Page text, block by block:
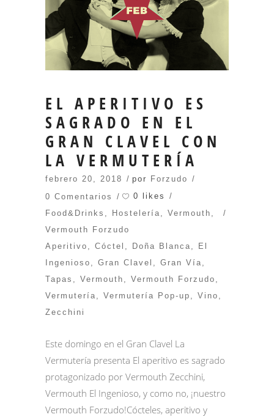
EL APERITIVO ES
SAGRADO EN EL
GRAN CLAVEL CON
LA VERMUTERÍA
febrero 20, 2018 por
Forzudo
0 Comentarios
0 likes
Food&Drinks , Hostelería, Vermouth ,
Vermouth Forzudo
Aperitivo , Cóctel , Doña Blanca,
El
Ingenioso , Gran Clavel , Gran Vía,
Tapas , Vermouth , Vermouth Forzudo ,
Vermutería, Vermutería Pop-up , Vino ,
Zecchini
Este domingo en el Gran Clavel La
Vermutería presenta El aperitivo es sagrado
protagonizado por Vermouth Zecchini,
Vermouth El Ingenioso, y como no, ¡nuestro
Vermouth Forzudo!Cócteles, aperitivo y